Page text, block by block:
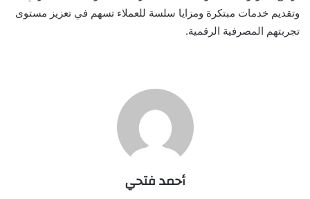
وتقديم خدمات مبتكرة ومزايا سلسة للعملاء تسهم في تعزيز مستوى
تجربتهم المصرفية الرقمية.
أحمد فتحي